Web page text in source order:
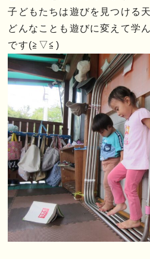
子どもたちは遊びを見つける天
どんなことも遊びに変えて学
です(≧▽≦)